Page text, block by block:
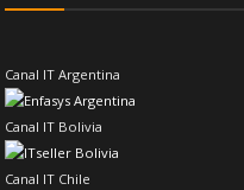
Canal IT Argentina
Canal IT Bolivia
Canal IT Chile